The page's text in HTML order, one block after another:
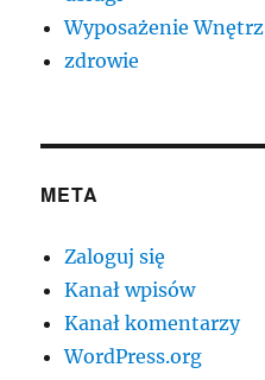
Wyposażenie Wnętrz
zdrowie
META
Zaloguj się
Kanał wpisów
Kanał komentarzy
WordPress.org